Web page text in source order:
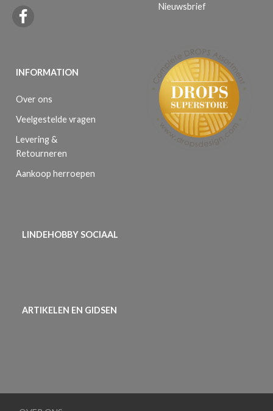
INFORMATION
Over ons
Veelgestelde vragen
Levering &
Retourneren
Aankoop herroepen
Nieuwsbrief
LINDEHOBBY SOCIAAL
ARTIKELEN EN GIDSEN